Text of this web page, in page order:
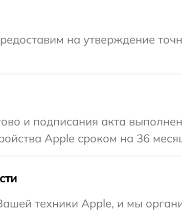
на утверждение
и подписания акта
Apple сроком на 36
техники Apple, и мы